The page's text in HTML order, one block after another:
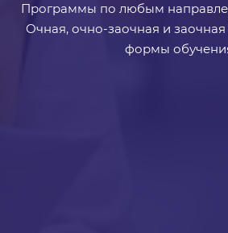
Программы по любым
Очная, очно-заочная и
формы